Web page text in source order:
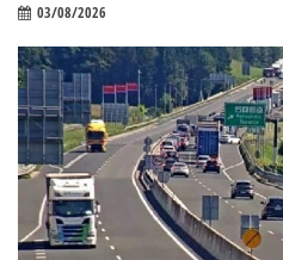
03/08/2026